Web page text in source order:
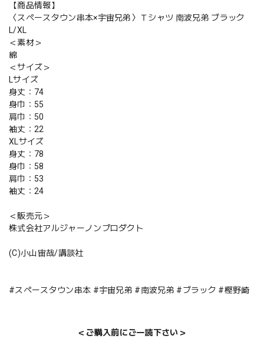
【商品情報】
〈スペースタウン串本×宇宙兄弟〉Ｔシャツ 南波兄弟 ブラック
L/XL
＜素材＞
綿
＜サイズ＞
Lサイズ
身丈：74
身巾：55
肩巾：50
袖丈：22
XLサイズ
身丈：78
身巾：58
肩巾：53
袖丈：24
＜販売元＞
株式会社アルジャーノンプロダクト
(C)小山宙哉/講談社
#スペースタウン串本 #宇宙兄弟 #南波兄弟 #ブラック #樫野崎
＜ご購入前にご一読下さい＞